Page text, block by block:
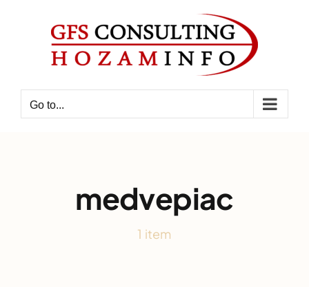
Go to...
medvepiac
1 item